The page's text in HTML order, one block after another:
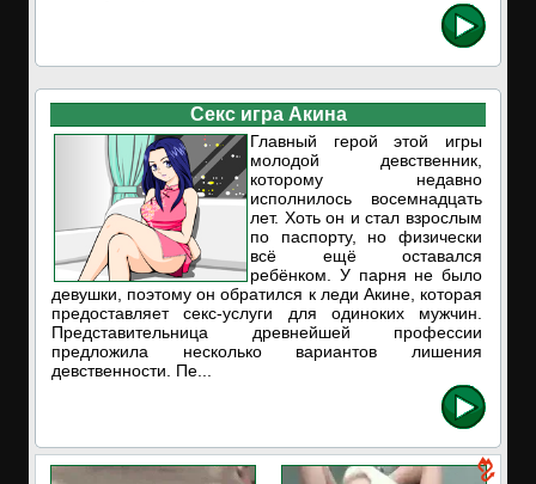
Секс игра Акина
Главный герой этой игры
молодой девственник,
которому недавно
исполнилось восемнадцать
лет. Хоть он и стал взрослым
по паспорту, но физически
всё ещё оставался
ребёнком. У парня не было
девушки, поэтому он обратился к леди Акине, которая
предоставляет секс-услуги для одиноких мужчин.
Представительница древнейшей профессии
предложила несколько вариантов лишения
девственности. Пе...